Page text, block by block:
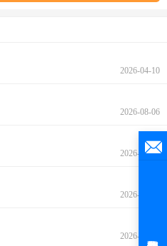
2026-04-10
2026-08-06
2026-08-06
2026-08-06
2026-08-06